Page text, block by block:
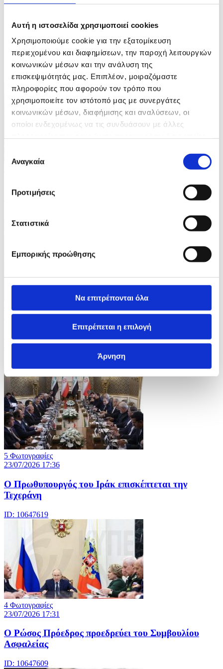
Αυτή η ιστοσελίδα χρησιμοποιεί cookies
Χρησιμοποιούμε cookie για την εξατομίκευση
περιεχομένου και διαφημίσεων, την παροχή λειτουργιών
κοινωνικών μέσων και την ανάλυση της
επισκεψιμότητάς μας. Επιπλέον, μοιραζόμαστε
πληροφορίες που αφορούν τον τρόπο που
χρησιμοποιείτε τον ιστότοπό μας με συνεργάτες
κοινωνικών μέσων, διαφήμισης και αναλύσεων, οι
οποίοι ενδεχομένως να τις συνδυάσουν με άλλες
των υπηρεσιών τους.
συγκατάθεσης
Αναγκαία
Προτιμήσεις
Στατιστικά
Εμπορικής προώθησης
Να επιτρέπονται όλα
Επιτρέπεται η επιλογή
Άρνηση
7 / 7
ΦΩΤΟ
4 Φωτογραφίες
Συνεχίζεται ο Γύρος της Γαλλίας, Tour de France
23/07/2026 17:44
ξηρασίας
5 Φωτογραφίες
23/07/2026 17:36
Ο Πρωθυπουργός του Ιράκ επισκέπτεται την
Τεχεράνη
ID: 10647619
4 Φωτογραφίες
23/07/2026 17:31
Ο Ρώσος Πρόεδρος προεδρεύει του Συμβουλίου
Ασφαλείας
ID: 10647609